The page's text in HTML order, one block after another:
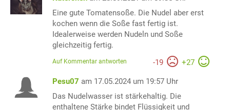
Eine gute Tomatensoße. Die Nudel aber erst
kochen wenn die Soße fast fertig ist.
Idealerweise werden Nudeln und Soße
gleichzeitig fertig.
-19 +27
Auf Kommentar antworten
Pesu07 am 17.05.2024 um 19:57 Uhr
Das Nudelwasser ist stärkehaltig. Die
enthaltene Stärke bindet Flüssigkeit und